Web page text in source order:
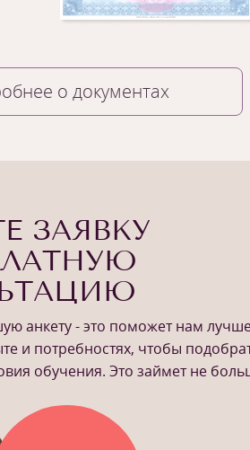
1/10
о документах
ЗАЯВКУ
анкету - это поможет нам
и потребностях, чтобы
обучения. Это займет не